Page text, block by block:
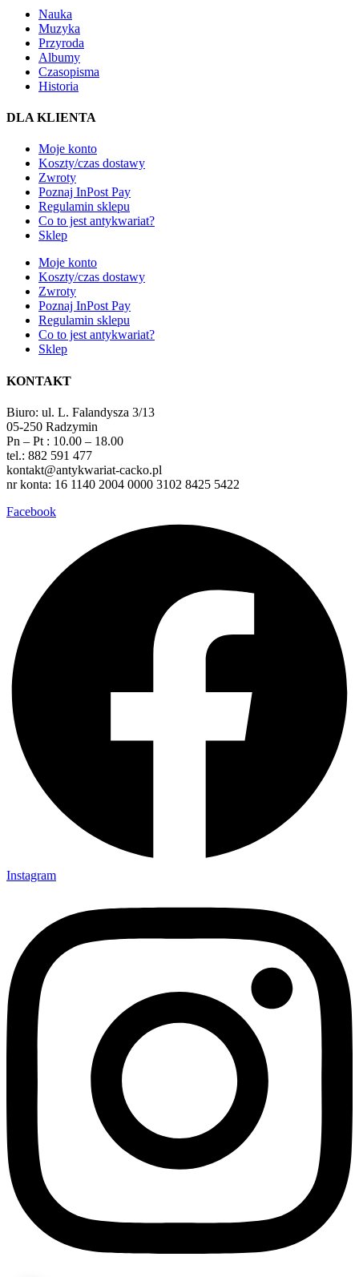
Nauka
Muzyka
Przyroda
Albumy
Czasopisma
Historia
DLA KLIENTA
Moje konto
Koszty/czas dostawy
Zwroty
Poznaj InPost Pay
Regulamin sklepu
Co to jest antykwariat?
Sklep
Moje konto
Koszty/czas dostawy
Zwroty
Poznaj InPost Pay
Regulamin sklepu
Co to jest antykwariat?
Sklep
KONTAKT
Biuro: ul. L. Falandysza 3/13
05-250 Radzymin
Pn – Pt : 10.00 – 18.00
tel.: 882 591 477
kontakt@antykwariat-cacko.pl
nr konta: 16 1140 2004 0000 3102 8425 5422
Facebook
Instagram